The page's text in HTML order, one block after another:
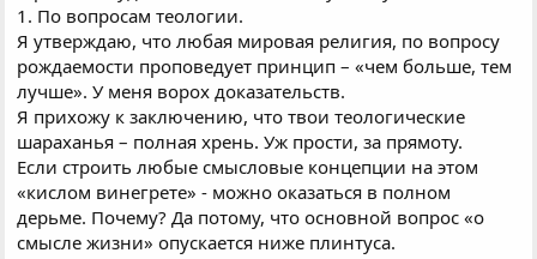
1. По вопросам теологии.
Я утверждаю, что любая мировая религия, по вопросу
рождаемости проповедует принцип – «чем больше, тем
лучше». У меня ворох доказательств.
Я прихожу к заключению, что твои теологические
шараханья – полная хрень. Уж прости, за прямоту.
Если строить любые смысловые концепции на этом
«кислом винегрете» - можно оказаться в полном
дерьме. Почему? Да потому, что основной вопрос «о
смысле жизни» опускается ниже плинтуса.